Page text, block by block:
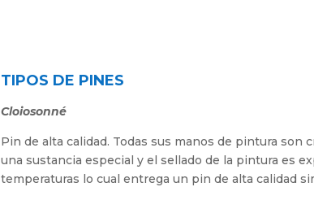
TIPOS DE PINES
Cloiosonné
Pin de alta calidad. Todas sus manos de pintura son
una sustancia especial y el sellado de la pintura es
temperaturas lo cual entrega un pin de alta calidad